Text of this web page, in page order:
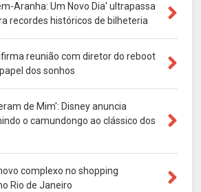
Aranha: Um Novo Dia' ultrapassa
recordes históricos de bilheteria
reunião com diretor do reboot
dos sonhos
de Mim': Disney anuncia
o camundongo ao clássico dos
complexo no shopping
Rio de Janeiro